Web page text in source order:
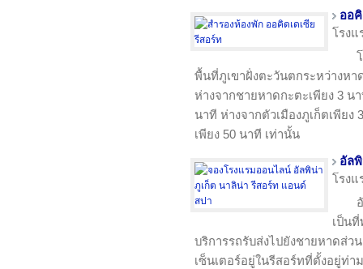
ออ
โรง
พื้นที่ภูเขาฝั่งตะวันตกระหว่างห
ห่างจากชายหาดกะตะเพียง 3 น
นาที ห่างจากตัวเมืองภูเก็ตเพีย
เพียง 50 นาที เท่านั้น
อัล
โรง
เป็น
บริการรถรับส่งไปยังชายหาดส่ว
เซ็นเตอร์อยู่ในรีสอร์ทที่ตั้งอยู่ท่